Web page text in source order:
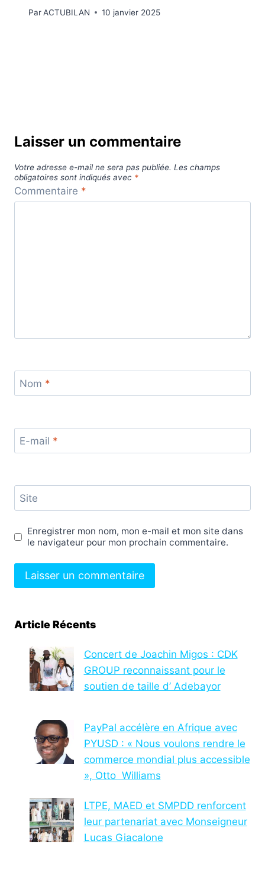
ParACTUBILAN 10 janvier 2025
Laisser un commentaire
Votre adresse e-mail ne sera pas publiée. Les champs
obligatoires sont indiqués avec *
Commentaire *
Nom *
E-mail *
Site
Enregistrer mon nom, mon e-mail et mon site dans
le navigateur pour mon prochain commentaire.
Article Récents
Concert de Joachin Migos : CDK
GROUP reconnaissant pour le
soutien de taille d’ Adebayor
PayPal accélère en Afrique avec
PYUSD : « Nous voulons rendre le
commerce mondial plus accessible
», Otto Williams
LTPE, MAED et SMPDD renforcent
leur partenariat avec Monseigneur
Lucas Giacalone